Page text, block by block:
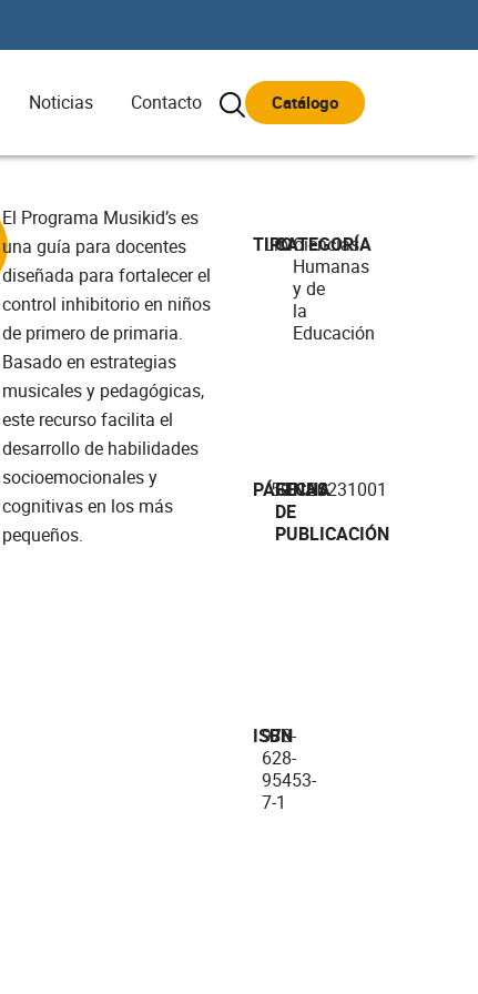
Noticias Contacto Catálogo
El Programa Musikid’s es
una guía para docentes
diseñada para fortalecer el
control inhibitorio en niños
de primero de primaria.
Basado en estrategias
musicales y pedagógicas,
este recurso facilita el
desarrollo de habilidades
socioemocionales y
cognitivas en los más
pequeños.
TIPO
Libro
CATEGORÍA
Ciencias
Humanas
y de
la
Educación
PÁGINAS
50
FECHA
DE
PUBLICACIÓN
20231001
ISBN
978-
628-
95453-
7-1